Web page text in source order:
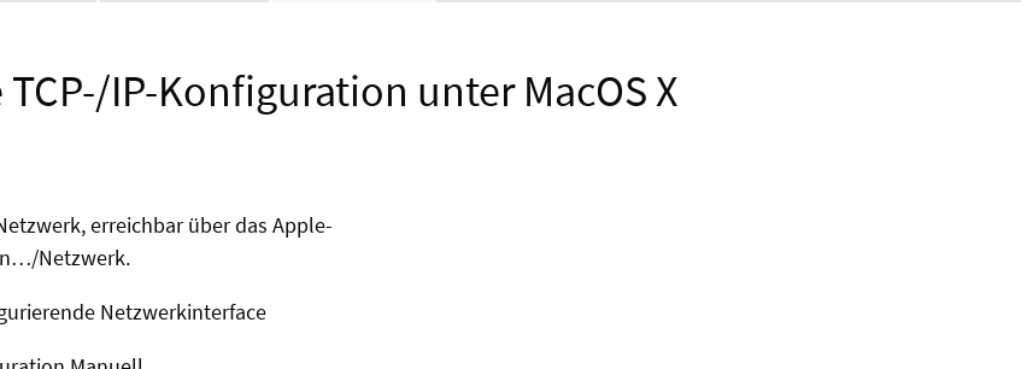
IP-Konfiguration unter MacOS X
erreichbar über das Apple-
Netzwerk.
Netzwerkinterface